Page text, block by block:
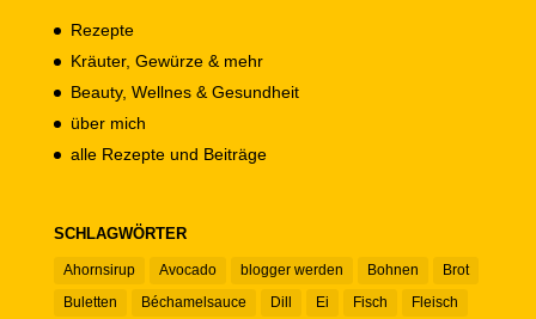
Rezepte
Kräuter, Gewürze & mehr
Beauty, Wellnes & Gesundheit
über mich
alle Rezepte und Beiträge
SCHLAGWÖRTER
Ahornsirup Avocado blogger werden Bohnen
Brot
Buletten
Béchamelsauce Dill Ei Fisch
Fleisch